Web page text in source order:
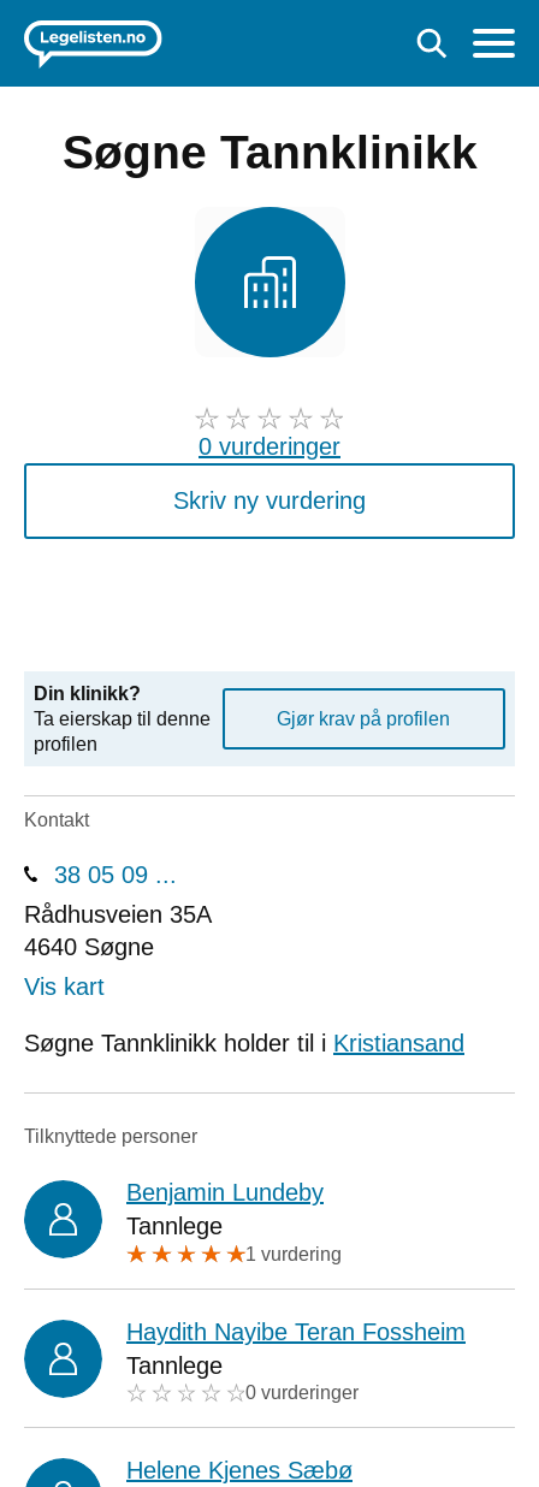
Søgne Tannklinikk
0 vurderinger
Skriv ny vurdering
Din klinikk?
Ta eierskap til denne
profilen
Gjør krav på profilen
Kontakt
38 05 09 ...
Rådhusveien 35A
4640 Søgne
Vis kart
Søgne Tannklinikk holder til i Kristiansand
Tilknyttede personer
Benjamin Lundeby
Tannlege
1 vurdering
Haydith Nayibe Teran Fossheim
Tannlege
0 vurderinger
Helene Kjenes Sæbø